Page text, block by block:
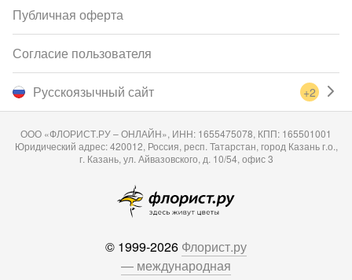
Русскоязычный сайт +2
Публичная оферта
Согласие пользователя
ООО «ФЛОРИСТ.РУ – ОНЛАЙН», ИНН: 1655475078, КПП: 165501001
Юридический адрес: 420012, Россия, респ. Татарстан, город Казань г.о.,
г. Казань, ул. Айвазовского, д. 10/54, офис 3
© 1999-2026 Флорист.ру
— международная